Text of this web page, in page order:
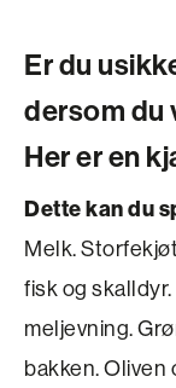
Er du
dersom du
Her er en
Dette kan du
Melk.
fisk og
meljevning.
bakken. Oliven